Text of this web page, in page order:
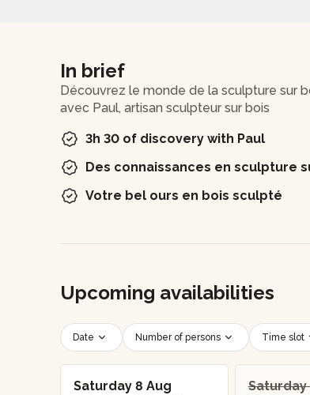
In brief
Découvrez le monde de la sculpture sur
avec Paul, artisan sculpteur sur bois
3h 30 of discovery with Paul
Des connaissances en sculpture
Votre bel ours en bois sculpté
Upcoming availabilities
Date Number of persons Time slot
Saturday 8 Aug Saturday